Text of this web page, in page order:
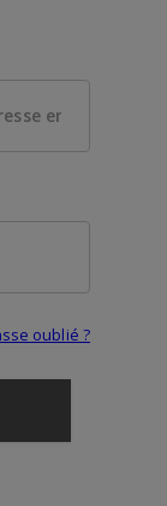
oublié ?